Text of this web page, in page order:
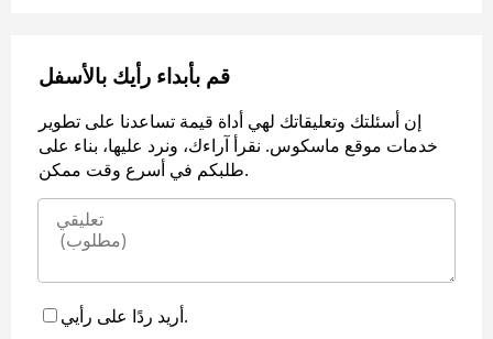
قم بأبداء رأيك بالأسفل
إن أسئلتك وتعليقاتك لهي أداة قيمة تساعدنا على تطوير
خدمات موقع ماسكوس. نقرأ آراءك، ونرد عليها، بناء على
طلبكم في أسرع وقت ممكن.
أريد ردًا على رأيي.